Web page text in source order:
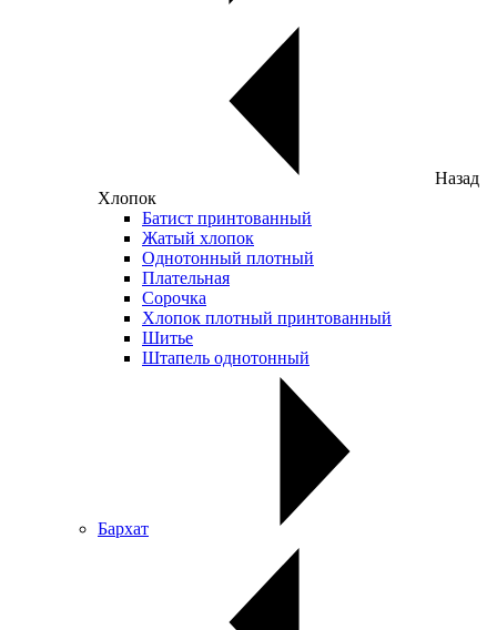
Назад
Хлопок
Батист принтованный
Жатый хлопок
Однотонный плотный
Плательная
Сорочка
Хлопок плотный принтованный
Шитье
Штапель однотонный
Бархат